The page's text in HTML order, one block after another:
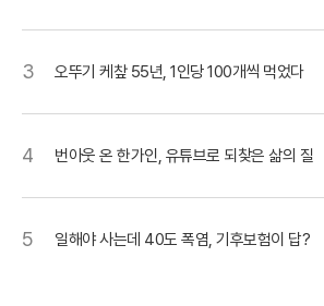
3 오뚜기 케챂 55년, 1인당 100개씩 먹었다
4 번아웃 온 한가인, 유튜브로 되찾은 삶의 질
5 일해야 사는데 40도 폭염, 기후보험이 답?